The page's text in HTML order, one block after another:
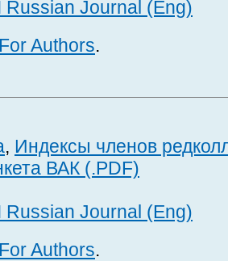
Russian Journal (Eng)
Authors.
, Индексы членов
ВАК (.PDF)
Russian Journal (Eng)
Authors.